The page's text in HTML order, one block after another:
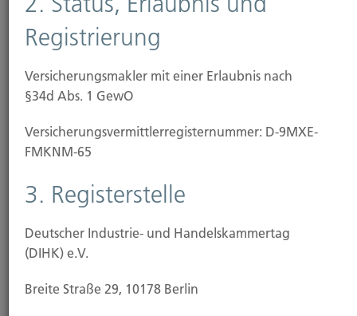
durch vernachlässigte Streupflicht im Winter
durch bauliche Mängel wie glatte Treppen, lose
Teppichbeläge oder schlechte Beleuchtung
bei Bauarbeiten bis zu 50.000 Euro Bausumme.
Bauherrenhaftpflicht-Versicherung erforderlich.)
Risikoanalyse Haftpflichtversicherung
Registrierung
Versicherungsmakler mit einer Erlaubnis nach
§34d Abs. 1 GewO
Versicherungs­vermittler­registernummer: D-9MXE-
FMKNM-65
3. Registerstelle
Deutscher Industrie- und Handelskammertag
(DIHK) e.V.
Breite Straße 29, 10178 Berlin